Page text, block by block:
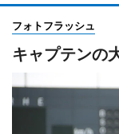
フォトフラッシュ
キャプテンの